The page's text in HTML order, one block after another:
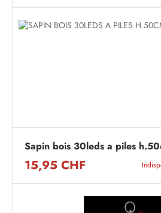
Sapin bois 30leds a piles
15,95 CHF